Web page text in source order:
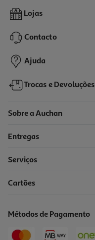
Lojas
Contacto
Ajuda
Trocas e Devoluções
Sobre a Auchan
Entregas
Serviços
Cartões
Métodos de Pagamento